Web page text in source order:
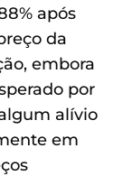
após
da
embora
por
alívio
em